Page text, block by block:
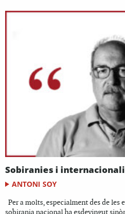
Sobiranies i
ANTONI SOY
Per a molts, especialment des de les